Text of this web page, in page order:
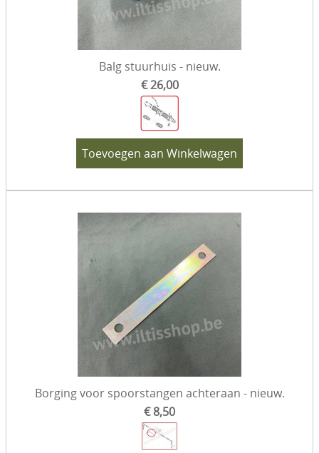
Balg stuurhuis - nieuw.
€ 26,00
Toevoegen aan Winkelwagen
Borging voor spoorstangen achteraan - nieuw.
€ 8,50